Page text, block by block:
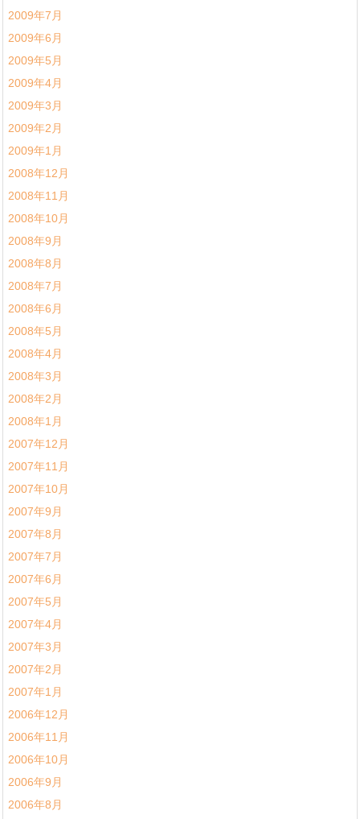
2009年7月
2009年6月
2009年5月
2009年4月
2009年3月
2009年2月
2009年1月
2008年12月
2008年11月
2008年10月
2008年9月
2008年8月
2008年7月
2008年6月
2008年5月
2008年4月
2008年3月
2008年2月
2008年1月
2007年12月
2007年11月
2007年10月
2007年9月
2007年8月
2007年7月
2007年6月
2007年5月
2007年4月
2007年3月
2007年2月
2007年1月
2006年12月
2006年11月
2006年10月
2006年9月
2006年8月